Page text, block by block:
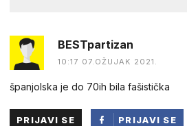
BESTpartizan
10:17 07.OŽUJAK 2021.
španjolska je do 70ih bila fašistička
PRIJAVI SE
PRIJAVI SE